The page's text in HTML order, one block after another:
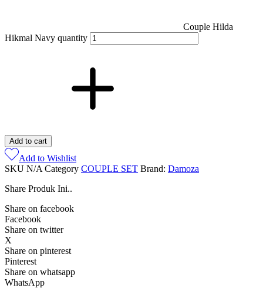
Couple Hilda
Hikmal Navy quantity
Add to cart
Add to Wishlist
SKU N/A Category COUPLE SET Brand: Damoza
Share Produk Ini..
Share on facebook
Facebook
Share on twitter
X
Share on pinterest
Pinterest
Share on whatsapp
WhatsApp